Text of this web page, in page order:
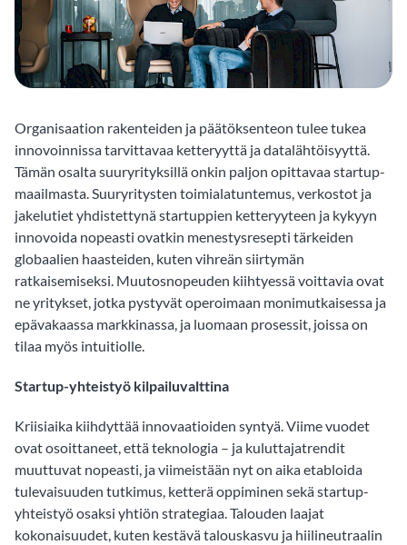
Organisaation rakenteiden ja päätöksenteon tulee tukea
innovoinnissa tarvittavaa ketteryyttä ja datalähtöisyyttä.
Tämän osalta suuryrityksillä onkin paljon opittavaa startup-
maailmasta. Suuryritysten toimialatuntemus, verkostot ja
jakelutiet yhdistettynä startuppien ketteryyteen ja kykyyn
innovoida nopeasti ovatkin menestysresepti tärkeiden
globaalien haasteiden, kuten vihreän siirtymän
ratkaisemiseksi. Muutosnopeuden kiihtyessä voittavia ovat
ne yritykset, jotka pystyvät operoimaan monimutkaisessa ja
epävakaassa markkinassa, ja luomaan prosessit, joissa on
tilaa myös intuitiolle.
Startup-yhteistyö kilpailuvalttina
Kriisiaika kiihdyttää innovaatioiden syntyä. Viime vuodet
ovat osoittaneet, että teknologia – ja kuluttajatrendit
muuttuvat nopeasti, ja viimeistään nyt on aika etabloida
tulevaisuuden tutkimus, ketterä oppiminen sekä startup-
yhteistyö osaksi yhtiön strategiaa. Talouden laajat
kokonaisuudet, kuten kestävä talouskasvu ja hiilineutraalin